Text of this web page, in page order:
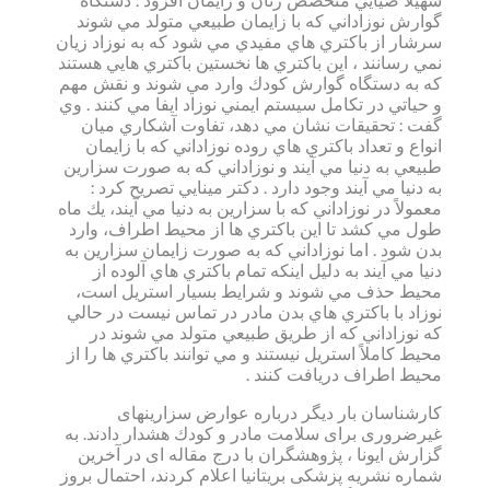
گوارش نوزاداني كه با زايمان طبيعي متولد مي شوند
سرشار از باكتري هاي مفيدي مي شود كه به نوزاد زيان
نمي رسانند ، اين باكتري ها نخستين باكتري هايي هستند
كه به دستگاه گوارش كودك وارد مي شوند و نقش مهم
و حياتي در تكامل سيستم ايمني نوزاد ايفا مي كنند . وي
گفت : تحقيقات نشان مي دهد، تفاوت آشكاري ميان
انواع و تعداد باكتري هاي روده نوزاداني كه با زايمان
طبيعي به دنيا مي آيند و نوزاداني كه به صورت سزارين
به دنيا مي آيند وجود دارد . دكتر مينايي تصريح كرد :
معمولاً در نوزاداني كه با سزارين به دنيا مي آيند، يك ماه
طول مي كشد تا اين باكتري ها از محيط اطراف، وارد
بدن شود . اما نوزاداني كه به صورت زايمان سزارين به
دنيا مي آيند به دليل اينكه تمام باكتري هاي آلوده از
محيط حذف مي شوند و شرايط بسيار استريل است،
نوزاد با باكتري هاي بدن مادر در تماس نيست در حالي
كه نوزاداني كه از طريق طبيعي متولد مي شوند در
محيط كاملاً استريل نيستند و مي توانند باكتري ها را از
محيط اطراف دريافت كنند .
كارشناسان بار دیگر درباره عوارض سزارینهای
غیرضروری برای سلامت مادر و كودك هشدار دادند. به
گزارش ایونا ، پژوهشگران با درج مقاله ای در آخرین
شماره نشریه پزشكی بریتانیا اعلام كردند، احتمال بروز